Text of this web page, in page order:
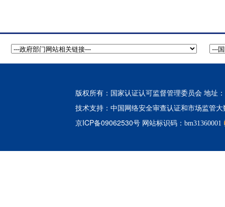
版权所有：国家认证认可监督管理委员会 地址
技术支持： 中国网络安全审查认证和市场监管
京ICP备09062530号 网站标识码：bm31360001